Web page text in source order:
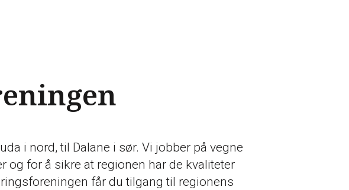
i nord, til Dalane i sør. Vi jobber på vegne
for å sikre at regionen har de kvaliteter
får du tilgang til regionens